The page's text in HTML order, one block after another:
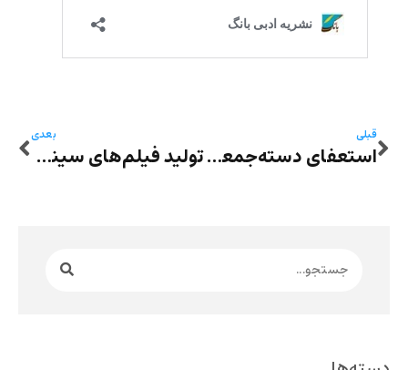
قبلی
استعفای دسته‌جمعی اعضای هیئت مدیره و بازرسانِ کانونِ نمایش‌نامه‌نویسان و مترجمان تئاتر ایران در همراهی با انقلاب نوین مردم ایران
بعدی
تولید فیلم‌های سینمایی به دو شکل باحجاب و بی‌حجاب- تهدید پر سر و صدای مقام سینمایی دولت سرکوبگر